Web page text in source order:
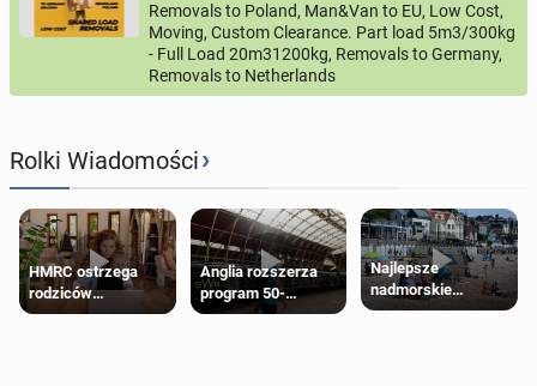
Removals to Poland, Man&Van to EU, Low Cost,
Moving, Custom Clearance. Part load 5m3/300kg
- Full Load 20m31200kg, Removals to Germany,
Removals to Netherlands
Rolki Wiadomości›
HMRC ostrzega
rodziców
pobierających Child
Anglia rozszerza
program 50-
procentowych
Najlepsze
nadmorskie
miasteczko blisko